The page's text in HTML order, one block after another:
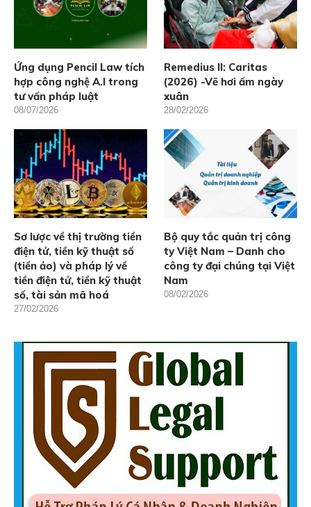
Ứng dụng Pencil Law tích
hợp công nghệ A.I trong
tư vấn pháp luật
08/07/2026
Remedius II: Caritas
(2026) -Vẽ hơi ấm ngày
xuân
28/02/2026
Sơ lược về thị trường tiền
điện tử, tiền kỹ thuật số
(tiền ảo) và pháp lý về
tiền điện tử, tiền kỹ thuật
số, tài sản mã hoá
27/02/2026
Bộ quy tắc quản trị công
ty Việt Nam – Danh cho
công ty đại chúng tại Việt
Nam
08/02/2026